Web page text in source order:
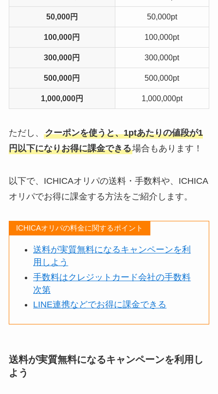
50,000円 50,000pt
100,000円 100,000pt
300,000円 300,000pt
500,000円 500,000pt
1,000,000円 1,000,000pt
ただし、 クーポンを使うと、1ptあたりの値段が1
円以下になりお得に課金できる場合もあります！
以下で、ICHICAオリパの送料・手数料や、ICHICA
オリパでお得に課金する方法をご紹介します。
ICHICAオリパの料金に関するポイント
送料が実質無料になるキャンペーンを利
用しよう
手数料はクレジットカード会社の手数料
次第
LINE連携などでお得に課金できる
送料が実質無料になるキャンペーンを利用し
よう